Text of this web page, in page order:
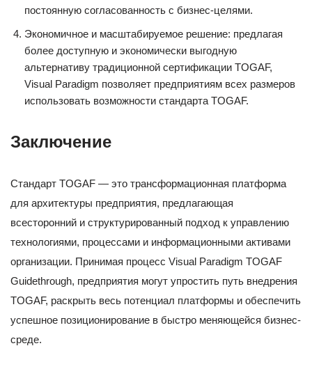
постоянную согласованность с бизнес-целями.
Экономичное и масштабируемое решение: предлагая
более доступную и экономически выгодную
альтернативу традиционной сертификации TOGAF,
Visual Paradigm позволяет предприятиям всех размеров
использовать возможности стандарта TOGAF.
Заключение
Стандарт TOGAF — это трансформационная платформа
для архитектуры предприятия, предлагающая
всесторонний и структурированный подход к управлению
технологиями, процессами и информационными активами
организации. Принимая процесс Visual Paradigm TOGAF
Guidethrough, предприятия могут упростить путь внедрения
TOGAF, раскрыть весь потенциал платформы и обеспечить
успешное позиционирование в быстро меняющейся бизнес-
среде.